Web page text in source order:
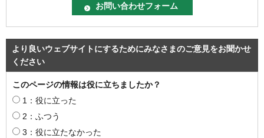
より良いウェブサイトにするためにみなさまのご意見をお聞かせ
ください
このページの情報は役に立ちましたか？
1：役に立った
2：ふつう
3：役に立たなかった